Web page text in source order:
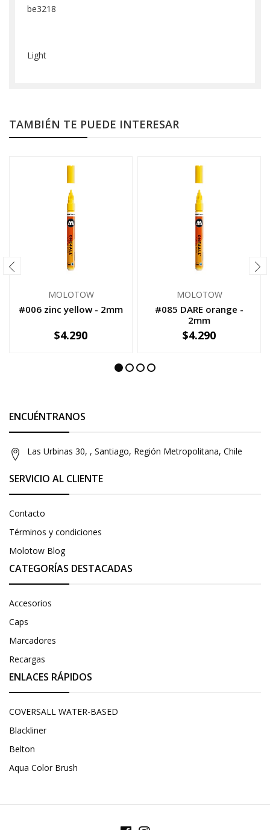
be3218
Light
TAMBIÉN TE PUEDE INTERESAR
MOLOTOW
#006 zinc yellow - 2mm
+
$4.290
MOLOTOW
#085 DARE orange -
2mm
+
$4.290
ENCUÉNTRANOS
Las Urbinas 30, , Santiago, Región Metropolitana, Chile
SERVICIO AL CLIENTE
Contacto
Términos y condiciones
Molotow Blog
CATEGORÍAS DESTACADAS
Accesorios
Caps
Marcadores
Recargas
ENLACES RÁPIDOS
COVERSALL WATER-BASED
Blackliner
Belton
Aqua Color Brush